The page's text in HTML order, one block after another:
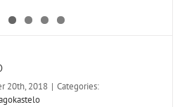
20th, 2018 | Categories: